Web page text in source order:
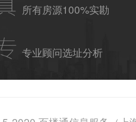
所有房源100%实勘
专业顾问选址分析